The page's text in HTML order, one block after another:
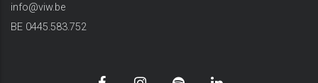
info@viw.be
BE 0445.583.752